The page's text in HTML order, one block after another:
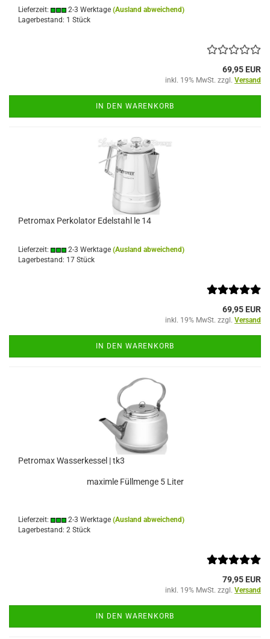
Lieferzeit: 2-3 Werktage (Ausland abweichend)
Lagerbestand: 1 Stück
69,95 EUR
inkl. 19% MwSt. zzgl. Versand
IN DEN WARENKORB
Petromax Perkolator Edelstahl le 14
Lieferzeit: 2-3 Werktage (Ausland abweichend)
Lagerbestand: 17 Stück
69,95 EUR
inkl. 19% MwSt. zzgl. Versand
IN DEN WARENKORB
Petromax Wasserkessel | tk3
maximle Füllmenge 5 Liter
Lieferzeit: 2-3 Werktage (Ausland abweichend)
Lagerbestand: 2 Stück
79,95 EUR
inkl. 19% MwSt. zzgl. Versand
IN DEN WARENKORB